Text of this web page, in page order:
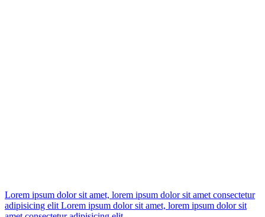
Lorem ipsum dolor sit amet, lorem ipsum dolor sit amet consectetur
adipisicing elit Lorem ipsum dolor sit amet, lorem ipsum dolor sit